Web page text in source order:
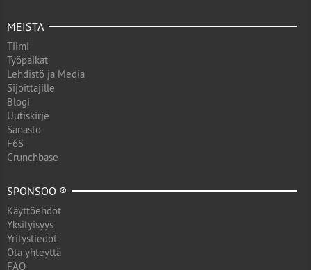
MEISTÄ
Tiimi
Työpaikat
Lehdistö ja Media
Sijoittajille
Blogi
Uutiskirje
Sanasto
F6S
Crunchbase
SPONSOO ®
Käyttöehdot
Yksityisyys
Yritystiedot
Ota yhteyttä
FAQ